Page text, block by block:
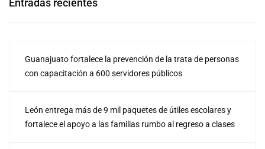
Entradas recientes
Guanajuato fortalece la prevención de la trata de personas
con capacitación a 600 servidores públicos
León entrega más de 9 mil paquetes de útiles escolares y
fortalece el apoyo a las familias rumbo al regreso a clases